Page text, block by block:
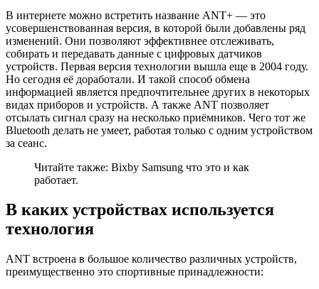
В интернете можно встретить название ANT+ — это
усовершенствованная версия, в которой были добавлены ряд
изменений. Они позволяют эффективнее отслеживать,
собирать и передавать данные с цифровых датчиков
устройств. Первая версия технологии вышла еще в 2004 году.
Но сегодня её доработали. И такой способ обмена
информацией является предпочтительнее других в некоторых
видах приборов и устройств. А также ANT позволяет
отсылать сигнал сразу на несколько приёмников. Чего тот же
Bluetooth делать не умеет, работая только с одним устройством
за сеанс.
Читайте также: Bixby Samsung что это и как
работает.
В каких устройствах используется
технология
ANT встроена в большое количество различных устройств,
преимущественно это спортивные принадлежности: